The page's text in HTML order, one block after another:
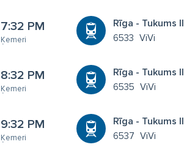
7:32 PM
Ķemeri
Rīga - Tukums II
6533 ViVi
8:32 PM
Ķemeri
Rīga - Tukums II
6535 ViVi
9:32 PM
Ķemeri
Rīga - Tukums II
6537 ViVi